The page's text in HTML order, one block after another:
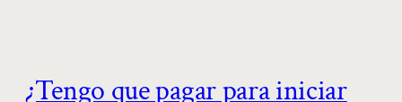
¿Tengo que pagar para iniciar